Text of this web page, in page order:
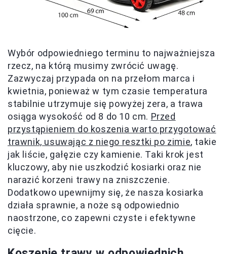
Wybór odpowiedniego terminu to najważniejsza
rzecz, na którą musimy zwrócić uwagę.
Zazwyczaj przypada on na przełom marca i
kwietnia, ponieważ w tym czasie temperatura
stabilnie utrzymuje się powyżej zera, a trawa
osiąga wysokość od 8 do 10 cm. Przed
przystąpieniem do koszenia warto przygotować
trawnik, usuwając z niego resztki po zimie, takie
jak liście, gałęzie czy kamienie. Taki krok jest
kluczowy, aby nie uszkodzić kosiarki oraz nie
narazić korzeni trawy na zniszczenie.
Dodatkowo upewnijmy się, że nasza kosiarka
działa sprawnie, a noże są odpowiednio
naostrzone, co zapewni czyste i efektywne
cięcie.